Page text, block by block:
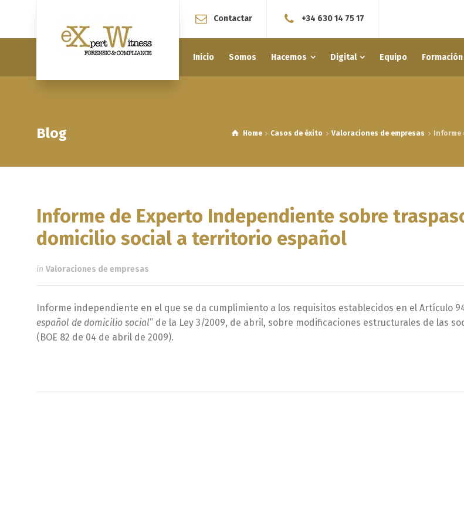
Contactar +34 630 14 75 17
Inicio Somos Hacemos Digital Equipo Formación
Blog Home Casos de éxito Valoraciones de empresas
Informe de Experto Independiente sobre
domicilio social a territorio español
in Valoraciones de empresas
Informe independiente en el que se da cumplimiento a los requisitos establecidos en el Artículo
español de domicilio social” de la Ley 3/2009, de abril, sobre modificaciones estructurales de las
(BOE 82 de 04 de abril de 2009).